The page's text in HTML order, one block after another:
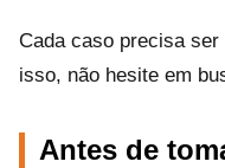
Cada caso precisa
isso, não hesite em
Antes de